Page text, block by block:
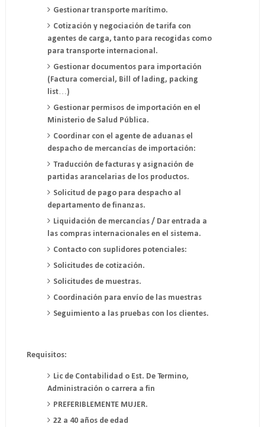
Gestionar transporte marítimo.
Cotización y negociación de tarifa con
agentes de carga, tanto para recogidas como
para transporte internacional.
Gestionar documentos para importación
(Factura comercial, Bill of lading, packing
list…)
Gestionar permisos de importación en el
Ministerio de Salud Pública.
Coordinar con el agente de aduanas el
despacho de mercancías de importación:
Traducción de facturas y asignación de
partidas arancelarias de los productos.
Solicitud de pago para despacho al
departamento de finanzas.
Liquidación de mercancías / Dar entrada a
las compras internacionales en el sistema.
Contacto con suplidores potenciales:
Solicitudes de cotización.
Solicitudes de muestras.
Coordinación para envío de las muestras
Seguimiento a las pruebas con los clientes.
Requisitos:
Lic de Contabilidad o Est. De Termino,
Administración o carrera a fin
PREFERIBLEMENTE MUJER.
22 a 40 años de edad